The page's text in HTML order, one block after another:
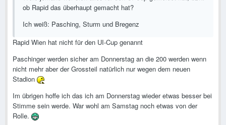
ob Rapid das überhaupt gemacht hat?
Ich weiß: Pasching, Sturm und Bregenz
Rapid Wien hat nicht für den UI-Cup genannt
Paschinger werden sicher am Donnerstag an die 200 werden wenn
nicht mehr aber der Grossteil natürlich nur wegen dem neuen
Stadion
Im übrigen hoffe ich das ich am Donnerstag wieder etwas besser bei
Stimme sein werde. War wohl am Samstag noch etwas von der
Rolle.